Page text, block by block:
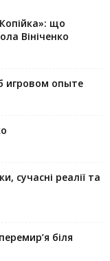
що
Вініченко
игровом опыте
сучасні реалії та
біля